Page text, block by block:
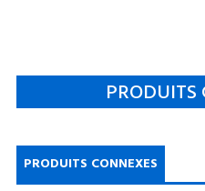
PRODUITS CONNEXES